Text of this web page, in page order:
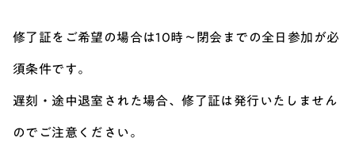
修了証をご希望の場合は10時～閉会までの全日参加が必
須条件です。
遅刻・途中退室された場合、修了証は発行いたしません
のでご注意ください。